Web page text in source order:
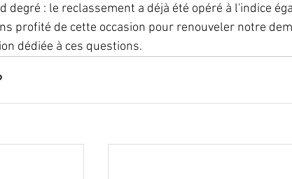
degré : le reclassement a déjà été opéré à l'indice
profité de cette occasion pour renouveler notre
dédiée à ces questions.